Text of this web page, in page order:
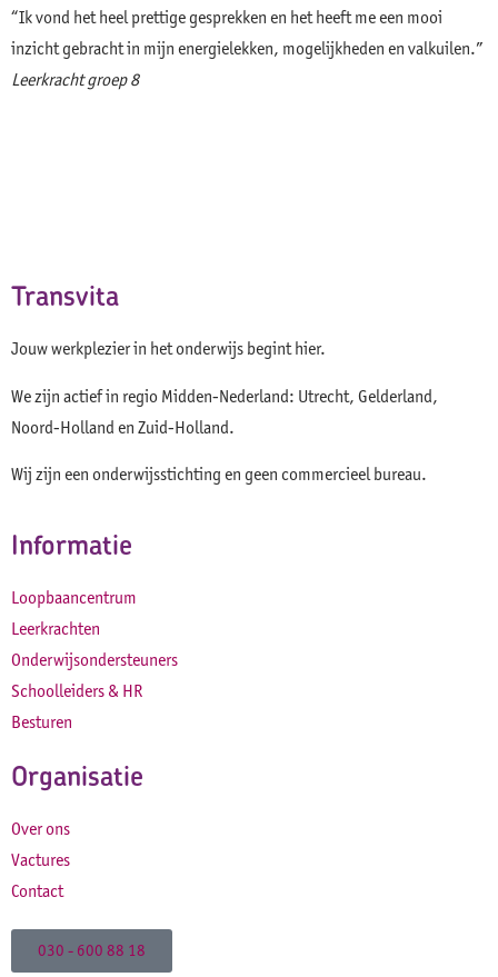
“Ik vond het heel prettige gesprekken en het heeft me een mooi
inzicht gebracht in mijn energielekken, mogelijkheden en valkuilen.”
Leerkracht groep 8
Transvita
Jouw werkplezier in het onderwijs begint hier.
We zijn actief in regio Midden-Nederland: Utrecht, Gelderland,
Noord-Holland en Zuid-Holland.
Wij zijn een onderwijsstichting en geen commercieel bureau.
Informatie
Loopbaancentrum
Leerkrachten
Onderwijsondersteuners
Schoolleiders & HR
Besturen
Organisatie
Over ons
Vactures
Contact
030 - 600 88 18